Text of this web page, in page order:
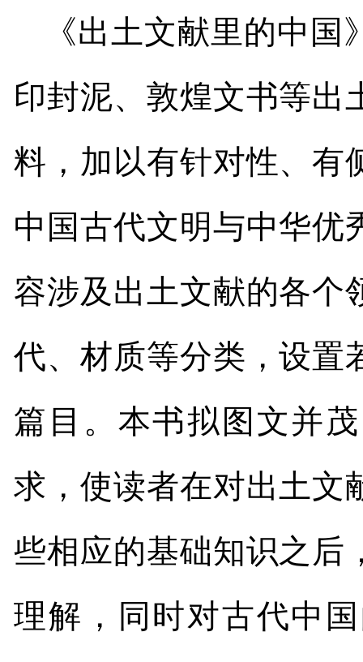
《出土文献里的中
印封泥、敦煌文书等出
料，加以有针对性、有
中国古代文明与中华优
容涉及出土文献的各个
代、材质等分类，设置
篇目。本书拟图文并
求，使读者在对出土文
些相应的基础知识之后
理解，同时对古代中